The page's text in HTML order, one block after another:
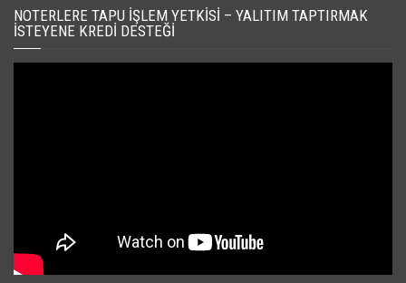
NOTERLERE TAPU İŞLEM YETKISI – YALITIM TAPTIRMAK
İSTEYENE KREDI DESTEĞI